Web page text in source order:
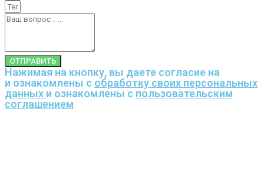
ОТПРАВИТЬ
Нажимая на кнопку, вы даете согласие на
и ознакомлены с обработку своих персональных
данных и ознакомлены с пользовательским
соглашением